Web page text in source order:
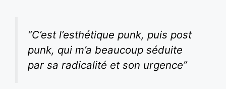
“C’est l’esthétique punk, puis post
punk, qui m’a beaucoup séduite
par sa radicalité et son urgence”